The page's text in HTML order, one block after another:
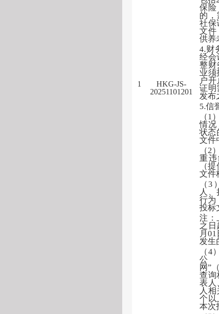
1
HKG-JS-
20251101201
保险
的，
社保
文件
供养
4.财
经会
整财
业须
户
证明
发布
5.信
（1
情况
状态
文件
（2
重
（
文件
（3
人
行为
投标
注：
之日
月
发生
（4
网”
查询
表人
人
个以
本次